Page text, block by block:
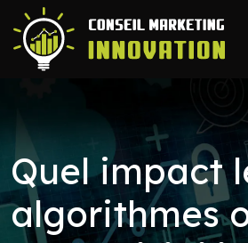
Quel impact
algorithmes